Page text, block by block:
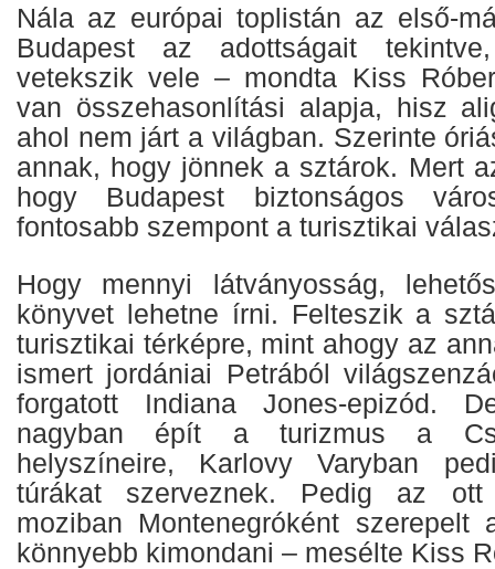
Nála az európai toplistán az első-
Budapest az adottságait
vetekszik vele – mondta Kiss
van összehasonlítási alapja, hisz
ahol nem járt a világban. Szerinte
annak, hogy jönnek a sztárok. Mert
hogy Budapest biztonságos
fontosabb szempont a turisztikai
Hogy mennyi látványosság,
könyvet lehetne írni. Felteszik a
turisztikai térképre, mint ahogy az
ismert jordániai Petrából
forgatott Indiana Jones-epizód.
nagyban épít a turizmus a
helyszíneire, Karlovy Varyban
túrákat szerveznek. Pedig az ott
moziban Montenegróként
könnyebb kimondani – mesélte Kiss